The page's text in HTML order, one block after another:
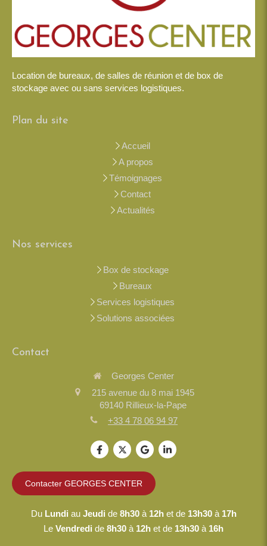
Location de bureaux, de salles de réunion et de box de
stockage avec ou sans services logistiques.
Plan du site
Accueil
A propos
Témoignages
Contact
Actualités
Nos services
Box de stockage
Bureaux
Services logistiques
Solutions associées
Contact
Georges Center
215 avenue du 8 mai 1945
69140 Rillieux-la-Pape
+33 4 78 06 94 97
Contacter GEORGES CENTER
Du Lundi au Jeudi de 8h30à 12het de 13h30à 17h
Le Vendredi de 8h30 à 12h et de 13h30 à 16h